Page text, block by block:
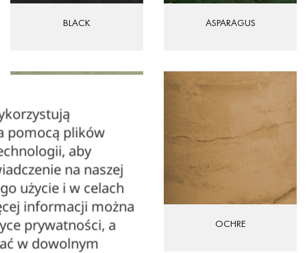
BLACK ASPARAGUS
BEAN OCHRE
pomocą plików
aby
na naszej
użycie i w celach
informacji można
prywatności, a
w dowolnym